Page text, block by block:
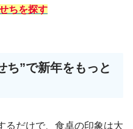
ちを探す
ち”で新年をもっと
るだけで、食卓の印象は大